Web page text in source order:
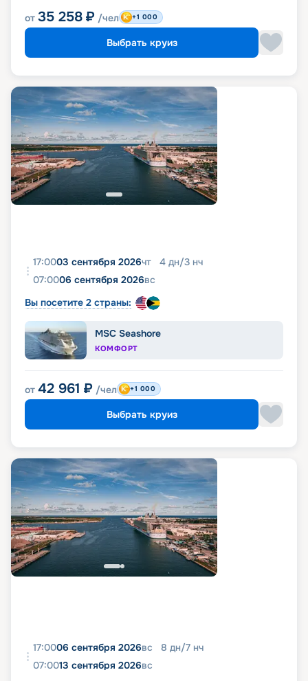
от 35 258 ₽ /чел +1 000
Выбрать круиз
17:0003 сентября 2026чт 4 дн/3 нч
07:0006 сентября 2026вс
Вы посетите 2 страны:
MSC Seashore
КОМФОРТ
от 42 961 ₽ /чел +1 000
Выбрать круиз
17:0006 сентября 2026вс 8 дн/7 нч
07:0013 сентября 2026вс